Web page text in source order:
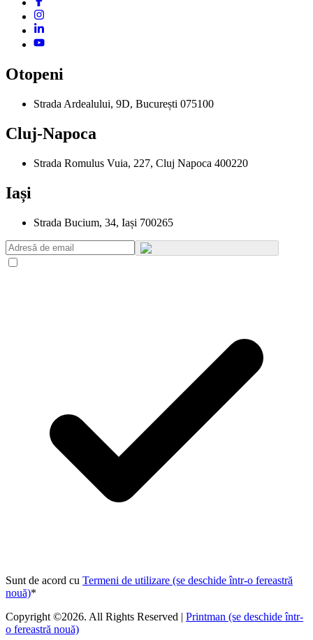
Otopeni
Strada Ardealului, 9D, București 075100
Cluj-Napoca
Strada Romulus Vuia, 227, Cluj Napoca 400220
Iași
Strada Bucium, 34, Iași 700265
Sunt de acord cu Termeni de utilizare (se deschide într-o fereastră
nouă)*
Copyright ©2026. All Rights Reserved | Printman (se deschide într-
o fereastră nouă)